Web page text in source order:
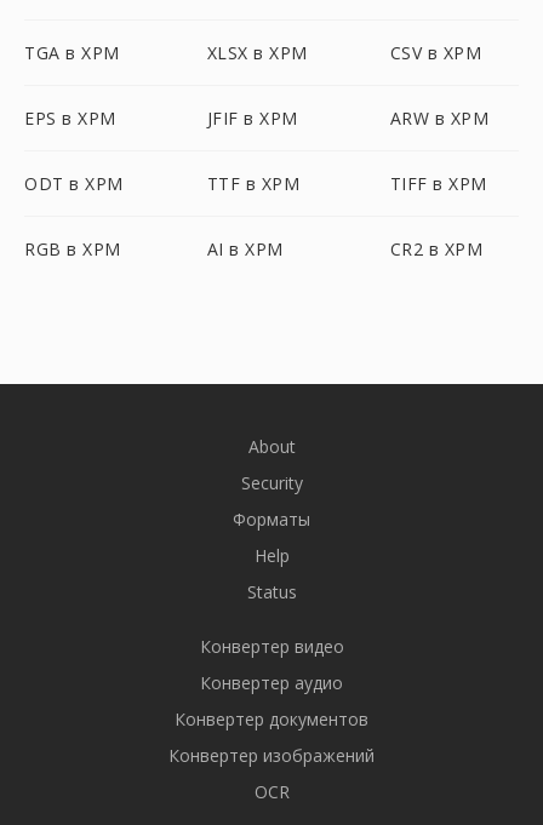
TGA в XPM XLSX в XPM CSV в XPM
EPS в XPM JFIF в XPM ARW в XPM
ODT в XPM TTF в XPM TIFF в XPM
RGB в XPM AI в XPM CR2 в XPM
About
Security
Форматы
Help
Status
Конвертер видео
Конвертер аудио
Конвертер документов
Конвертер изображений
OCR